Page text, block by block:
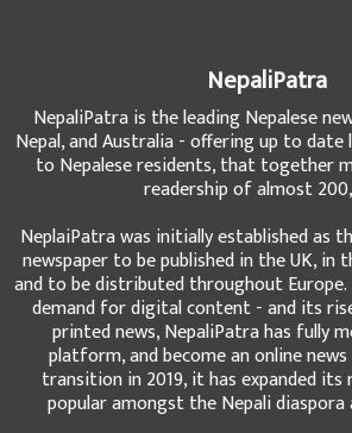
NepaliPatra
NepaliPatra is the leading Nepalese
Nepal, and Australia - offering up to date
to Nepalese residents, that together
readership of almost
NeplaiPatra was initially established as
newspaper to be published in the UK, in
and to be distributed throughout
demand for digital content - and its
printed news, NepaliPatra has fully
platform, and become an online
transition in 2019, it has expanded its
popular amongst the Nepali diaspora